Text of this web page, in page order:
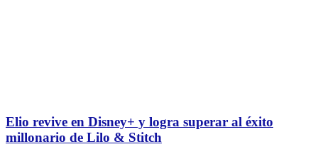
Elio revive en Disney+ y logra superar al éxito
millonario de Lilo & Stitch